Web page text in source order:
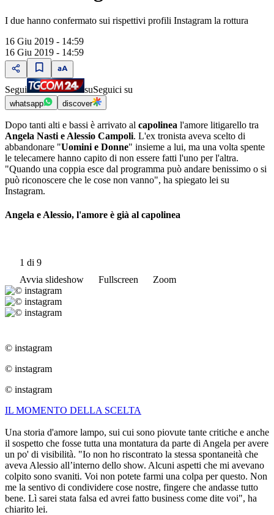
I due hanno confermato sui rispettivi profili Instagram la rottura
16 Giu 2019 - 14:59
16 Giu 2019 - 14:59
Segui suSeguici su
whatsapp discover
Dopo tanti alti e bassi è arrivato al capolinea l'amore litigarello tra
Angela Nasti e Alessio Campoli. L'ex tronista aveva scelto di
abbandonare "Uomini e Donne" insieme a lui, ma una volta spente
le telecamere hanno capito di non essere fatti l'uno per l'altra.
"Quando una coppia esce dal programma può andare benissimo o si
può riconoscere che le cose non vanno", ha spiegato lei su
Instagram.
Angela e Alessio, l'amore è già al capolinea
1 di 9
Avvia slideshow
Fullscreen Zoom
© instagram
© instagram
© instagram
IL MOMENTO DELLA SCELTA
Una storia d'amore lampo, sui cui sono piovute tante critiche e anche
il sospetto che fosse tutta una montatura da parte di Angela per avere
un po' di visibilità. "Io non ho riscontrato la stessa spontaneità che
aveva Alessio all’interno dello show. Alcuni aspetti che mi avevano
colpito sono svaniti. Voi non potete farmi una colpa per questo. Non
me la sentivo di condividere cose nostre, fingere che andasse tutto
bene. Lì sarei stata falsa ed avrei fatto business come dite voi", ha
chiarito lei.